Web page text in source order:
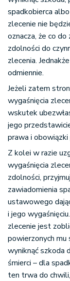
spadkobierca
zlecenie nie
oznacza, że co
zdolności do
zlecenia.
odmiennie.
Jeżeli zatem
wygaśnięcia
wskutek
jego
prawa i
Z kolei w razie
wygaśnięcia
zdolności,
zawiadomienia
ustawowego
i jego
zlecenie jest
powierzonych mu
wyniknąć szkoda
śmierci – dla
ten trwa do